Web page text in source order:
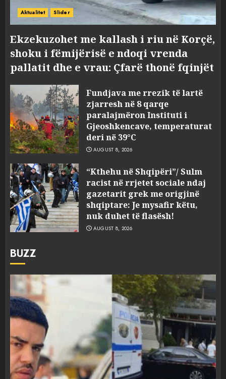
Aktualitet Slider
Ekzekuzohet me kallash i riu në Korçë,
shoku i fëmijërisë e ndoqi vrenda
pallatit dhe e vrau: Çfarë thonë fqinjët
Fundjava me rrezik të lartë
zjarresh në 8 qarqe
paralajmëron Instituti i
Gjeoshkencave, temperaturat
deri në 39°C
AUGUST 8, 2026
“Kthehu në Shqipëri”/ Sulm
racist në rrjetet sociale ndaj
gazetarit grek me origjinë
shqiptare: Je mysafir këtu,
nuk duhet të flasësh!
AUGUST 8, 2026
BUZZ